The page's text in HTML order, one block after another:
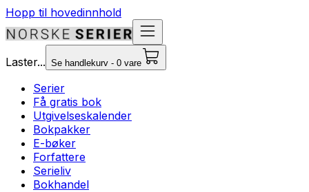
Hopp til hovedinnhold
Laster... Se handlekurv - 0 vare
Serier
Få gratis bok
Utgivelseskalender
Bokpakker
E-bøker
Forfattere
Serieliv
Bokhandel